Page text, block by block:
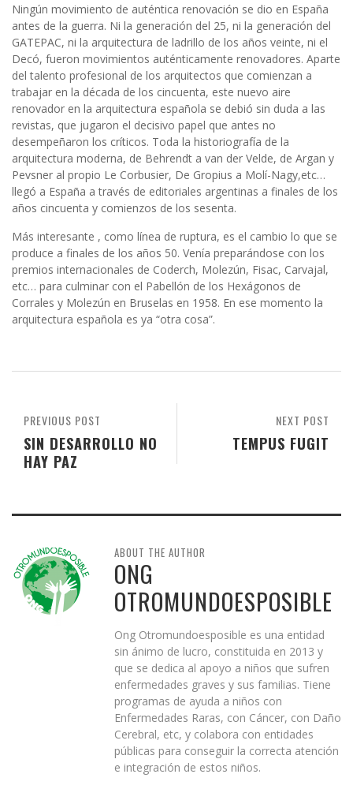
Ningún movimiento de auténtica renovación se dio en España
antes de la guerra. Ni la generación del 25, ni la generación del
GATEPAC, ni la arquitectura de ladrillo de los años veinte, ni el
Decó, fueron movimientos auténticamente renovadores. Aparte
del talento profesional de los arquitectos que comienzan a
trabajar en la década de los cincuenta, este nuevo aire
renovador en la arquitectura española se debió sin duda a las
revistas, que jugaron el decisivo papel que antes no
desempeñaron los críticos. Toda la historiografía de la
arquitectura moderna, de Behrendt a van der Velde, de Argan y
Pevsner al propio Le Corbusier, De Gropius a Molí-Nagy,etc…
llegó a España a través de editoriales argentinas a finales de los
años cincuenta y comienzos de los sesenta.
Más interesante , como línea de ruptura, es el cambio lo que se
produce a finales de los años 50. Venía preparándose con los
premios internacionales de Coderch, Molezún, Fisac, Carvajal,
etc… para culminar con el Pabellón de los Hexágonos de
Corrales y Molezún en Bruselas en 1958. En ese momento la
arquitectura española es ya “otra cosa”.
NEXT POST
TEMPUS FUGIT
PREVIOUS POST
SIN DESARROLLO NO
HAY PAZ
ABOUT THE AUTHOR
ONG
OTROMUNDOESPOSIBLE
Ong Otromundoesposible es una entidad
sin ánimo de lucro, constituida en 2013 y
que se dedica al apoyo a niños que sufren
enfermedades graves y sus familias. Tiene
programas de ayuda a niños con
Enfermedades Raras, con Cáncer, con Daño
Cerebral, etc, y colabora con entidades
públicas para conseguir la correcta atención
e integración de estos niños.